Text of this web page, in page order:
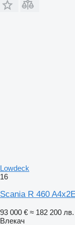
Lowdeck
16
Scania R 460
93 000 € ≈ 182 200 лв.
Влекач